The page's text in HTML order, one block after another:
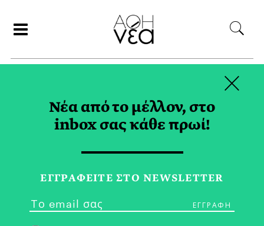
ΕΥΕΞΙΑ TAG
Νέα από το μέλλον, στο
inbox σας κάθε πρωί!
ΕΓΓPΑΦΕΙΤΕ ΣΤΟ NEWSLETTER
×